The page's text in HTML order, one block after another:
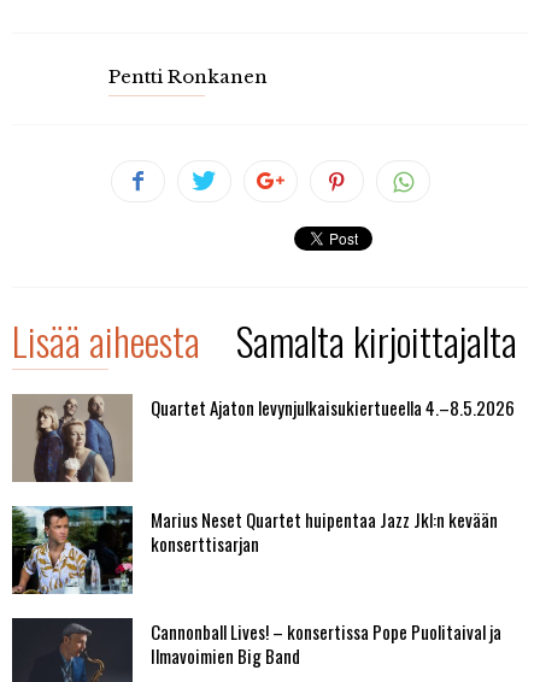
Pentti Ronkanen
Lisää aiheesta Samalta kirjoittajalta
Quartet Ajaton levynjulkaisukiertueella 4.–8.5.2026
Marius Neset Quartet huipentaa Jazz Jkl:n kevään
konserttisarjan
Cannonball Lives! – konsertissa Pope Puolitaival ja
Ilmavoimien Big Band